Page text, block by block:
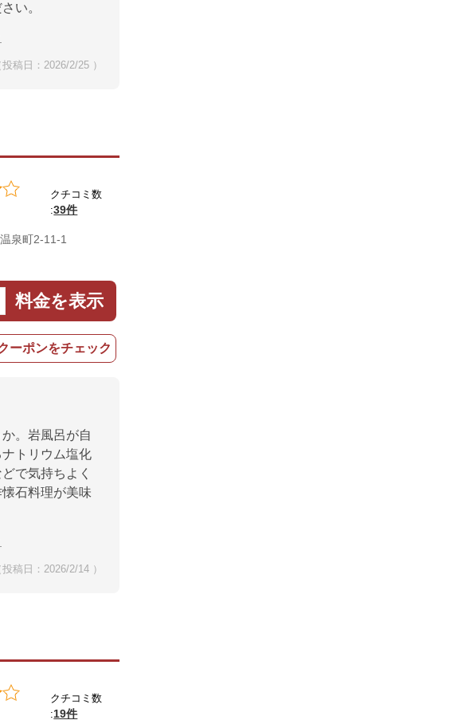
い。
稿日：2026/2/25 ）
クチコミ数
:39件
泉町2-11-1
料金を表示
ーポンをチェック
。岩風呂が自
トリウム塩化
で気持ちよく
石料理が美味
稿日：2026/2/14 ）
クチコミ数
:19件